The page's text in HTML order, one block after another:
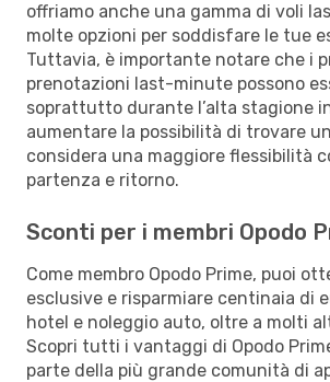
offriamo anche una gamma di voli
molte opzioni per soddisfare le tue
Tuttavia, è importante notare che i
prenotazioni last-minute possono
soprattutto durante l’alta stagione
aumentare la possibilità di trovare
considera una maggiore flessibilità
partenza e ritorno.
Sconti per i membri Opodo
Come membro Opodo Prime, puoi
esclusive e risparmiare centinaia di
hotel e noleggio auto, oltre a molti
Scopri tutti i vantaggi di Opodo
parte della più grande comunità di